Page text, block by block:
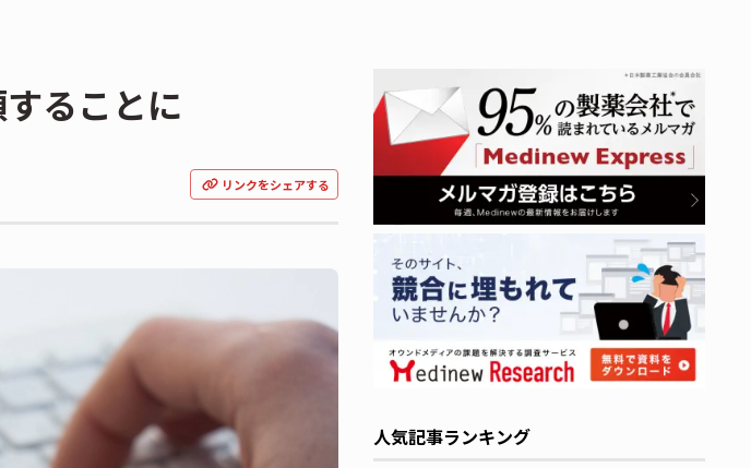
ることに
リンクをシェアする
人気記事ランキング